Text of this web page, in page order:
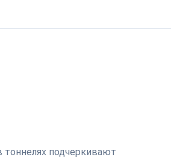
подчеркивают